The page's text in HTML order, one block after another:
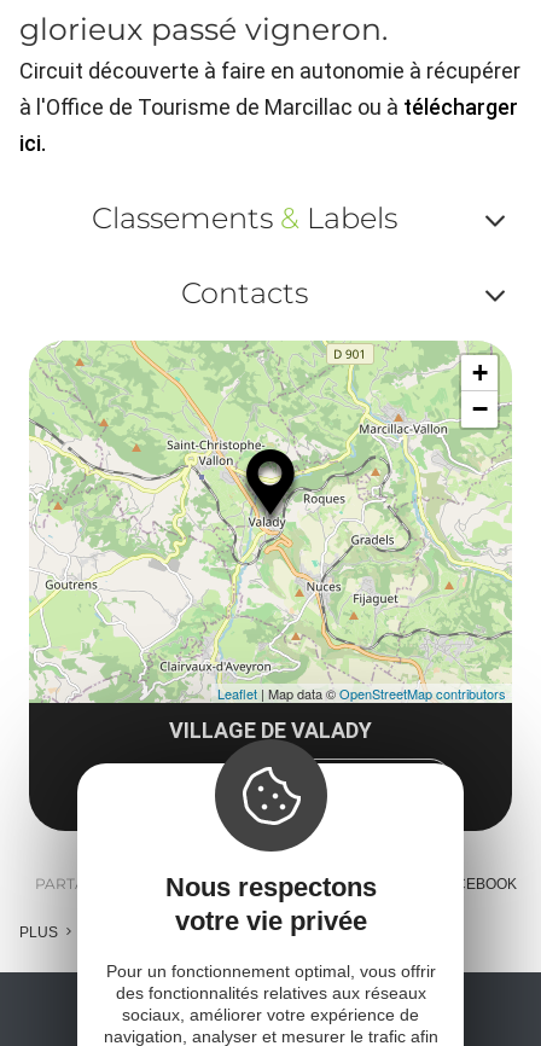
glorieux passé vigneron.
Circuit découverte à faire en autonomie à récupérer
à l'Office de Tourisme de Marcillac ou à télécharger
ici.
Classements &Labels
ou
Contacts
ou
VILLAGE DE VALADY
12330 Valady
Obtenir l'itinéraire
+
−
Leaflet | Map data ©OpenStreetMap contributors
PARTAGER : E-MAIL MESSENGER FACEBOOK
PLUS
Nous respectons
votre vie privée
Pour un fonctionnement optimal, vous offrir
des fonctionnalités relatives aux réseaux
sociaux, améliorer votre expérience de
navigation, analyser et mesurer le trafic afin